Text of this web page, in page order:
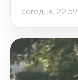
сегодня, 22:59